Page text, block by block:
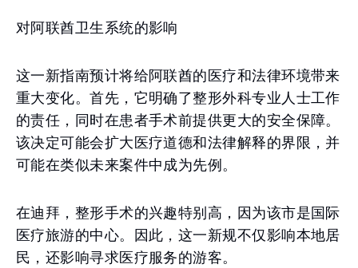
对阿联酋卫生系统的影响
这一新指南预计将给阿联酋的医疗和法律环境带来
重大变化。首先，它明确了整形外科专业人士工作
的责任，同时在患者手术前提供更大的安全保障。
该决定可能会扩大医疗道德和法律解释的界限，并
可能在类似未来案件中成为先例。
在迪拜，整形手术的兴趣特别高，因为该市是国际
医疗旅游的中心。因此，这一新规不仅影响本地居
民，还影响寻求医疗服务的游客。